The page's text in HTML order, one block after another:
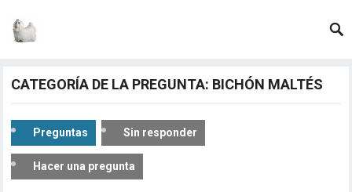
CATEGORÍA DE LA PREGUNTA: BICHÓN MALTÉS
Preguntas Sin responder
Hacer una pregunta